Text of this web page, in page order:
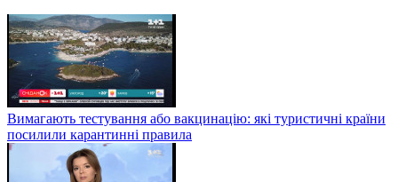
Вимагають тестування або вакцинацію: які туристичні країни
посилили карантинні правила